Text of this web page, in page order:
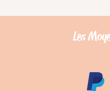
Les